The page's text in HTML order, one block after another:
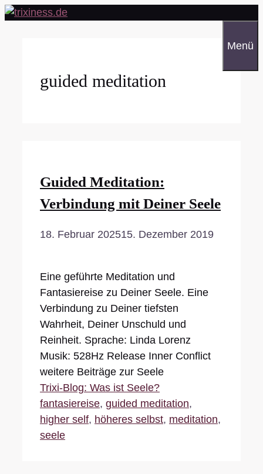
Zum
Menü
guided meditation
Guided Meditation:
Verbindung mit Deiner Seele
18. Februar 202515. Dezember 2019
Eine geführte Meditation und
Fantasiereise zu Deiner Seele. Eine
Verbindung zu Deiner tiefsten
Wahrheit, Deiner Unschuld und
Reinheit. Sprache: Linda Lorenz
Musik: 528Hz Release Inner Conflict
weitere Beiträge zur Seele
Kategorien
Trixi-Blog: Was ist Seele?Schlagwörter
fantasiereise, guided meditation,
higher self, höheres selbst, meditation,
seele